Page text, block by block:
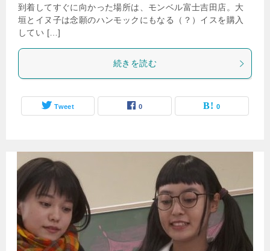
到着してすぐに向かった場所は、モンベル富士吉田店。大
垣とイヌ子は念願のハンモックにもなる（？）イスを購入
してい […]
続きを読む
Tweet 0 0